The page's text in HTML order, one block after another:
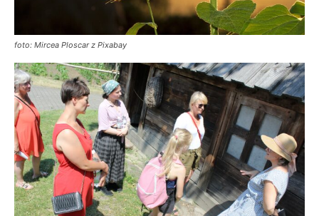
foto: Mircea Ploscar z Pixabay